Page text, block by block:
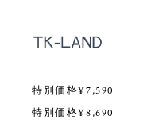
特別価格¥7,590
特別価格¥8,690